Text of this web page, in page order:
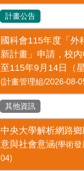
計畫公告
國科會115年度「外
新計畫」申請，校內
至115年9月14日（
(計畫管理組/2026-08-
其他資訊
中央大學解析網路鄉
意與社會意涵(學術
04)